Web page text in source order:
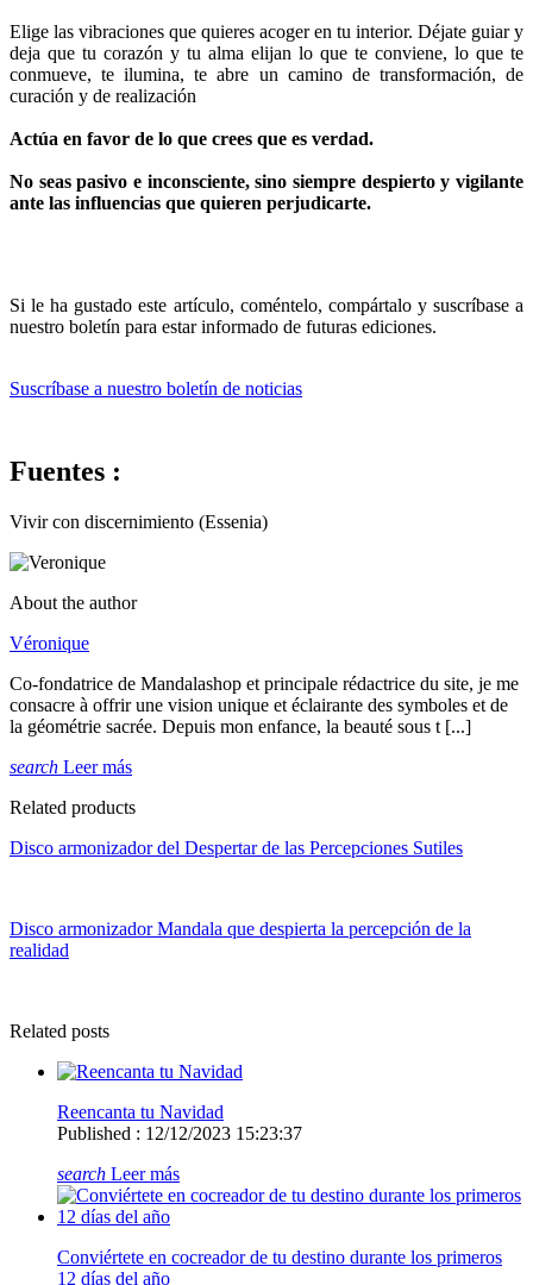
Elige las vibraciones que quieres acoger en tu interior. Déjate guiar y
deja que tu corazón y tu alma elijan lo que te conviene, lo que te
conmueve, te ilumina, te abre un camino de transformación, de
curación y de realización
Actúa en favor de lo que crees que es verdad.
No seas pasivo e inconsciente, sino siempre despierto y vigilante
ante las influencias que quieren perjudicarte.
Si le ha gustado este artículo, coméntelo, compártalo y suscríbase a
nuestro boletín para estar informado de futuras ediciones.
Suscríbase a nuestro boletín de noticias
Fuentes :
Vivir con discernimiento (Essenia)
About the author
Véronique
Co-fondatrice de Mandalashop et principale rédactrice du site, je me
consacre à offrir une vision unique et éclairante des symboles et de
la géométrie sacrée. Depuis mon enfance, la beauté sous t [...]
search Leer más
Related products
Disco armonizador del Despertar de las Percepciones Sutiles
Disco armonizador Mandala que despierta la percepción de la
realidad
Related posts
Reencanta tu Navidad
Published : 12/12/2023 15:23:37
search Leer más
Conviértete en cocreador de tu destino durante los primeros
12 días del año